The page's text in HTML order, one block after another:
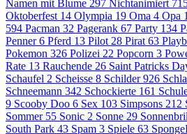
Namen mit Blume 297 Nichtanimiert
Oktoberfest 14 Olympia 19 Oma 4 Opa
594 Pacman 32 Pagerank 67 Party 134
Penner 6 Pferd 13 Pilot 28 Pirat 63
Pokemon 326 Polizei 22 Popcorn 3
Rate 13 Rauchende 26 Saint Patricks
Schaufel 2 Scheisse 8 Schilder 926
Schneemann 342 Schockierte 161
9 Scooby Doo 6 Sex 103 Simpsons 212
Sommer 55 Sonic 2 Sonne 29
South Park 43 Spam 3 Spiele 63